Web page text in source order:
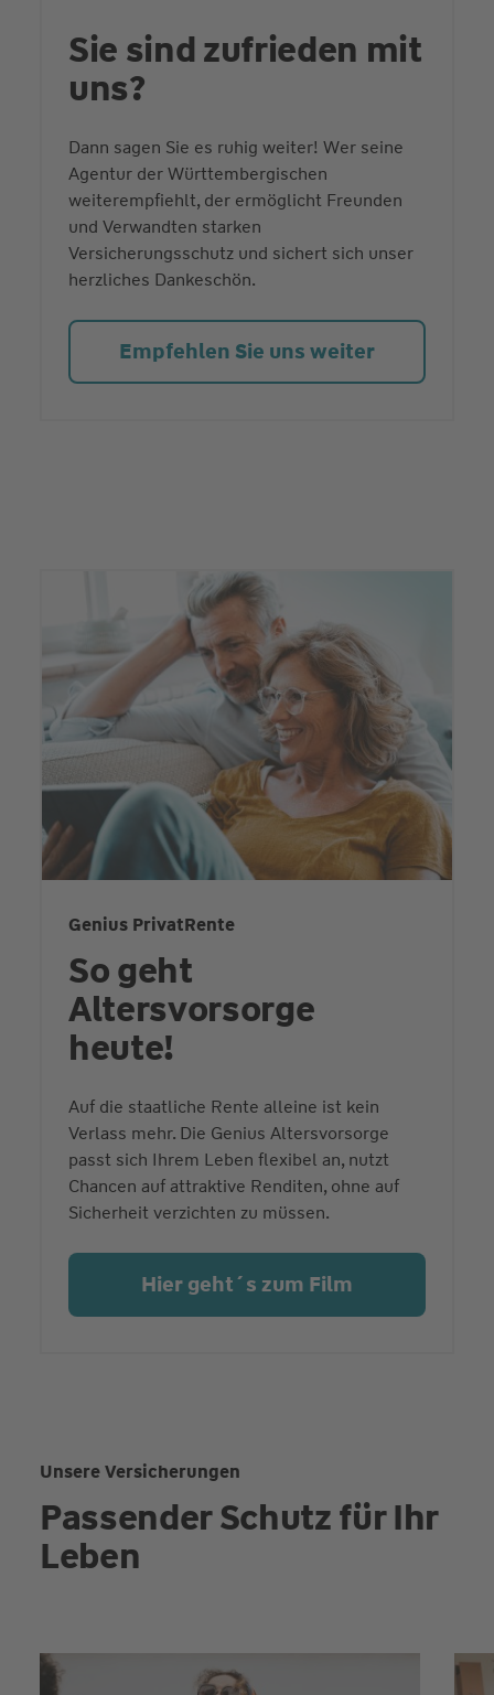
Sie sind zufrieden mit
uns?
Dann sagen Sie es ruhig weiter! Wer seine
Agentur der Württembergischen
weiterempfiehlt, der ermöglicht Freunden
und Verwandten starken
Versicherungsschutz und sichert sich unser
herzliches Dankeschön.
Empfehlen Sie uns weiter
Genius PrivatRente
So geht
Altersvorsorge
heute!
Auf die staatliche Rente alleine ist kein
Verlass mehr. Die Genius Altersvorsorge
passt sich Ihrem Leben flexibel an, nutzt
Chancen auf attraktive Renditen, ohne auf
Sicherheit verzichten zu müssen.
Hier geht´s zum Film
Unsere Versicherungen
Passender Schutz für Ihr
Leben